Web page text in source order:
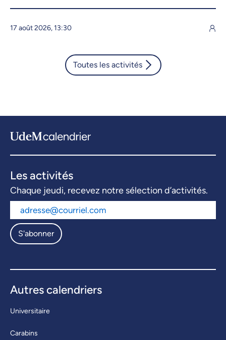
17 août 2026, 13:30
Toutes les activités
Les activités
Chaque jeudi, recevez notre sélection d’activités.
S'abonner
Autres calendriers
Universitaire
Carabins